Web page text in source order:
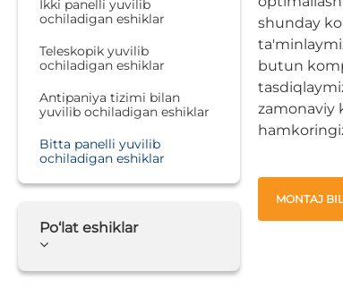
Ikki panelli yuvilib
ochiladigan eshiklar
Teleskopik yuvilib
ochiladigan eshiklar
Antipaniya tizimi bilan
yuvilib ochiladigan eshiklar
Bitta panelli yuvilib
ochiladigan eshiklar
Po‘lat eshiklar
shunday
butun
zamonaviy
MONTAJ